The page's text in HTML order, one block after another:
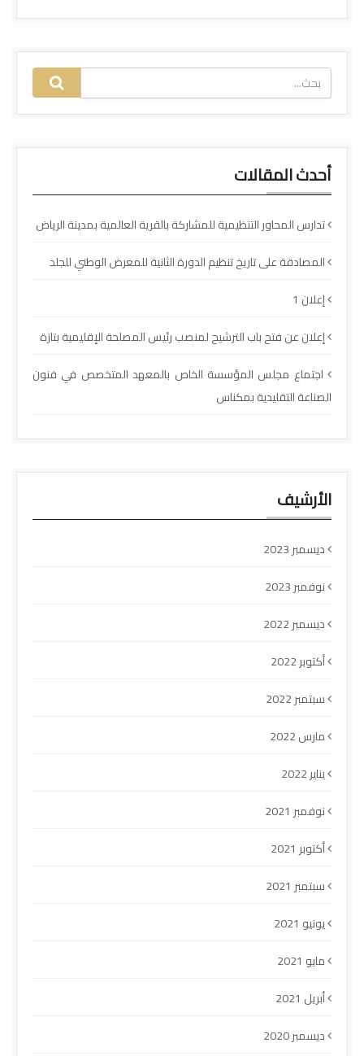
أحدث المقالات
تدارس المحاور التنظيمية للمشاركة بالقرية العالمية بمدينة الرياض
المصادقة على تاريخ تنظيم الدورة الثانية للمعرض الوطني للجلد
إعلان 1
إعلان عن فتح باب الترشيح لمنصب رئيس المصلحة الإقليمية بتازة
اجتماع مجلس المؤسسة الخاص بالمعهد المتخصص في فنون
الصناعة التقليدية بمكناس
الأرشيف
ديسمبر 2023
نوفمبر 2023
ديسمبر 2022
أكتوبر 2022
سبتمبر 2022
مارس 2022
يناير 2022
نوفمبر 2021
أكتوبر 2021
سبتمبر 2021
يونيو 2021
مايو 2021
أبريل 2021
ديسمبر 2020